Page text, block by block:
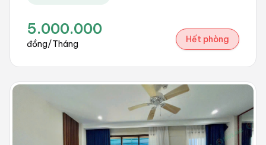
5.000.000
đồng/Tháng Hết phòng